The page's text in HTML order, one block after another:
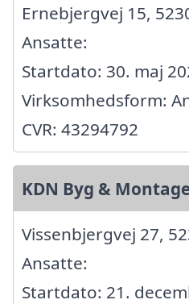
Ernebjergvej 15,
Ansatte:
Startdato: 30. maj
Virksomhedsform:
CVR: 43294792
KDN Byg &
Vissenbjergvej 27,
Ansatte:
Startdato: 21.